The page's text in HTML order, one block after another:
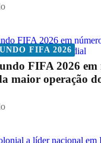
FIFA 2026
FIFA 2026 em
maior operação